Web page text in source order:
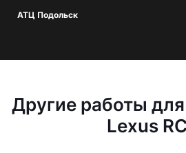
АТЦ Подольск
Другие работы
Lexus